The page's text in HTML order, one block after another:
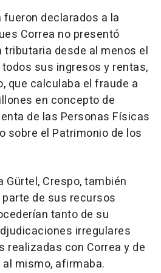
declarados a la
Correa no presentó
tributaria desde al menos el
sus ingresos y rentas,
que calculaba el fraude a
en concepto de
de las Personas Físicas
sobre el Patrimonio de los
Gürtel, Crespo, también
de sus recursos
tanto de su
irregulares
realizadas con Correa y de
mismo, afirmaba.